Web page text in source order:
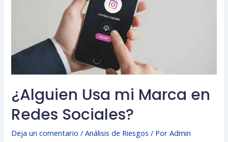
¿Alguien Usa mi Marca en
Redes Sociales?
Deja un comentario /Análisis de Riesgos / PorAdmin